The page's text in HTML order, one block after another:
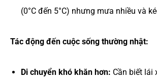
(0°C đến 5°C) nhưng mưa nhiều và
Tác động đến cuộc sống thường nhật:
Di chuyển khó khăn hơn: Cần biết lái